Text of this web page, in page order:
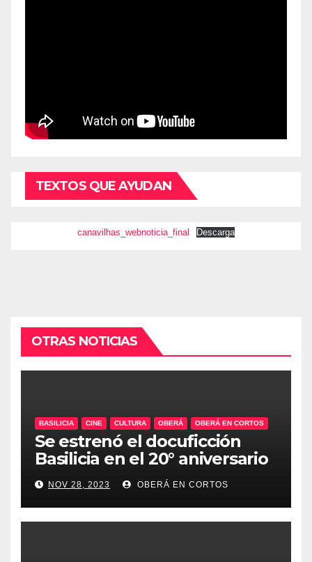
TEXTOS QUE AYUDAN
canavilhas_webnoticia_final Descarga
OTRAS NOTICIAS
BASILICIA CINE CULTURA OBERÁ OBERÁ EN CORTOS
Se estrenó el docuficción
Basilicia en el 20° aniversario
de Oberá en Cortos
NOV 28, 2023 OBERÁ EN CORTOS